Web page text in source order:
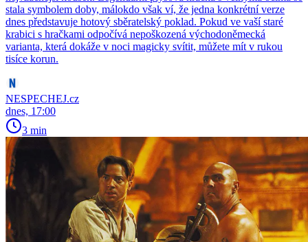
stala symbolem doby, málokdo však ví, že jedna konkrétní verze
dnes představuje hotový sběratelský poklad. Pokud ve vaší staré
krabici s hračkami odpočívá nepoškozená východoněmecká
varianta, která dokáže v noci magicky svítit, můžete mít v rukou
tisíce korun.
NESPECHEJ.cz
dnes, 17:00
3 min